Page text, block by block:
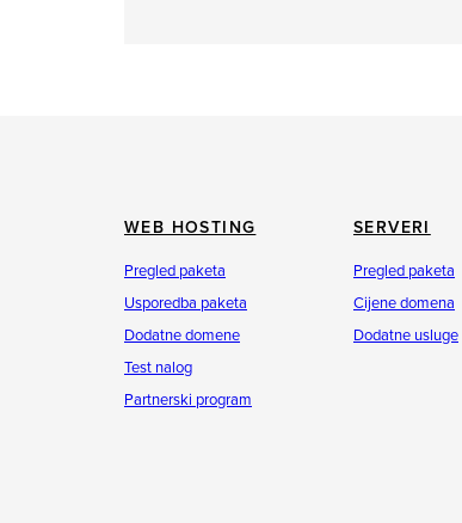
WEB HOSTING
Pregled paketa
Usporedba paketa
Dodatne domene
Test nalog
Partnerski program
SERVERI
Pregled paketa
Cijene domena
Dodatne usluge